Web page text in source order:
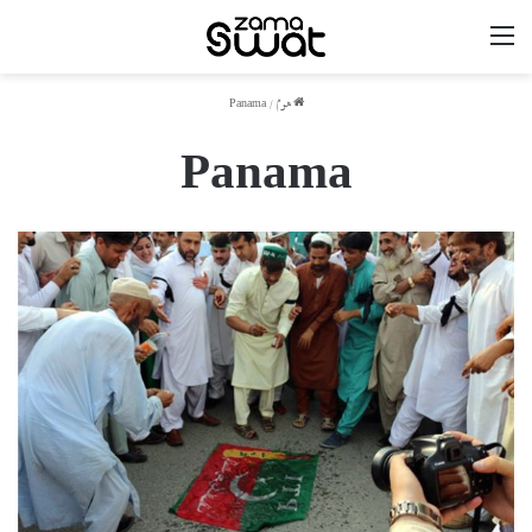
ھوم /
Panama
Panama